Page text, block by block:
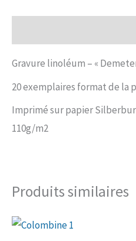
Gravure linoléum – «
20 exemplaires format de la
Imprimé sur papier
110g/m2
Produits similaires